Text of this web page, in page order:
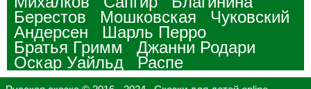
Берестов
Мошковская
Чуковский
Андерсен
Шарль Перро
Братья Гримм
Джанни Родари
Оскар Уайльд
Распе